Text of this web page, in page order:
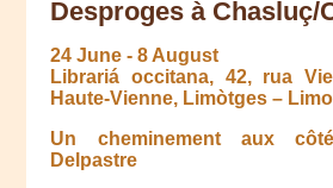
Desproges à Chasluç/
24 June -8 August
Librariá occitana, 42, rua
Haute-Vienne, Limòtges –
Un cheminement aux
Delpastre